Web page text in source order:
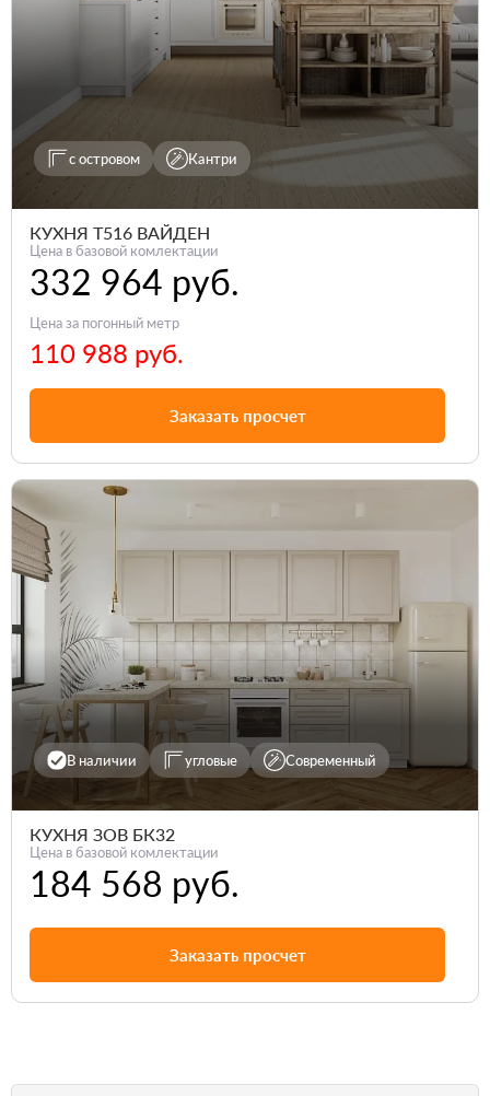
с островом Кантри
КУХНЯ Т516 ВАЙДЕН
Цена в базовой комлектации
332 964 руб.
Цена за погонный метр
110 988 руб.
Заказать просчет
В наличии угловые Современный
КУХНЯ ЗОВ БК32
Цена в базовой комлектации
184 568 руб.
Заказать просчет